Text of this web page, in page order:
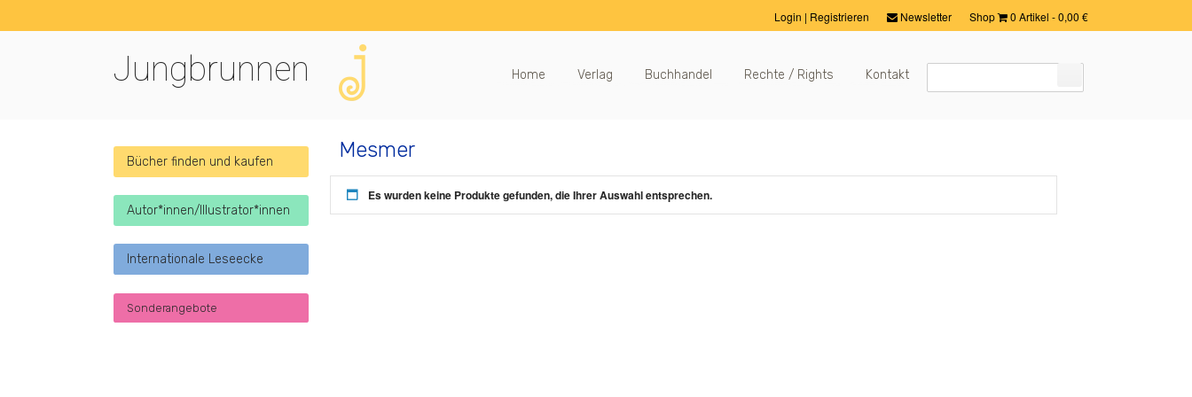
Shop 0 Artikel -0,00 €
Newsletter
Login | Registrieren
Jungbrunnen Home Verlag Buchhandel Rechte / Rights Kontakt
Mesmer
Es wurden keine Produkte gefunden, die Ihrer Auswahl entsprechen.
Bücher finden und kaufen
Autor*innen/Illustrator*innen
Internationale Leseecke
Sonderangebote